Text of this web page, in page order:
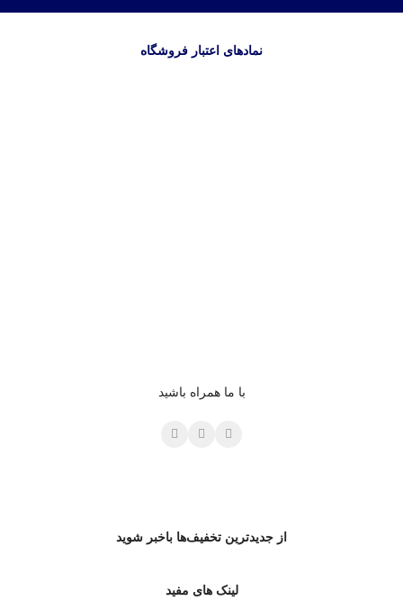
نمادهای اعتبار فروشگاه
با ما همراه باشید
از جدیدترین تخفیف‌ها باخبر شوید
لینک های مفید